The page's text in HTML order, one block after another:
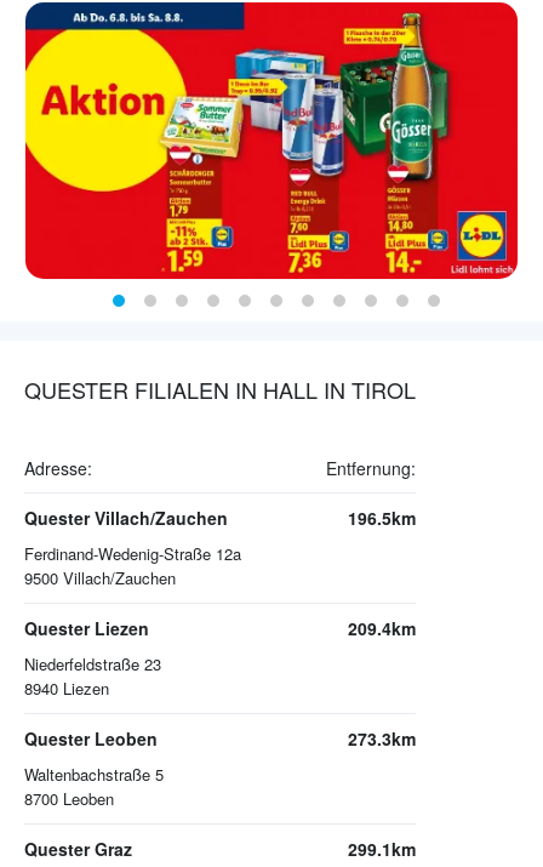
QUESTER FILIALEN IN HALL IN TIROL
Adresse: Entfernung:
Quester Villach/Zauchen
Ferdinand-Wedenig-Straße 12a
9500 Villach/Zauchen
196.5km
Quester Liezen
Niederfeldstraße 23
8940 Liezen
209.4km
Quester Leoben
Waltenbachstraße 5
8700 Leoben
273.3km
Quester Graz 299.1km